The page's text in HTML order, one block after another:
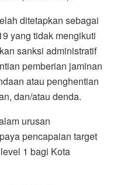
itu juga
Tanjungbalai yang
dan pelayanan non-
gedung,
lainnya
Covid-19.
dari Kabid
Dinkes
(18/11/2021), hingga
warga Tanjungbalai
58.572 orang atau